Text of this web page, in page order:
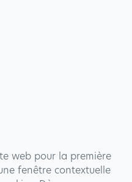
web pour la première
fenêtre contextuelle